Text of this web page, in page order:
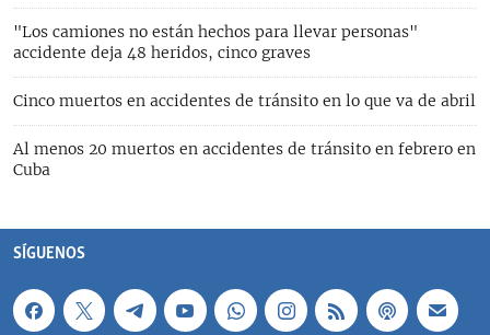
"Los camiones no están hechos para llevar personas"
accidente deja 48 heridos, cinco graves
Cinco muertos en accidentes de tránsito en lo que va de abril
Al menos 20 muertos en accidentes de tránsito en febrero en
Cuba
SÍGUENOS